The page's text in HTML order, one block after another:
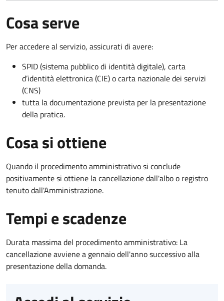
Cosa serve
Per accedere al servizio, assicurati di avere:
SPID (sistema pubblico di identità digitale), carta
d’identità elettronica (CIE) o carta nazionale dei servizi
(CNS)
tutta la documentazione prevista per la presentazione
della pratica.
Cosa si ottiene
Quando il procedimento amministrativo si conclude
positivamente si ottiene la cancellazione dall'albo o registro
tenuto dall'Amministrazione.
Tempi e scadenze
Durata massima del procedimento amministrativo: La
cancellazione avviene a gennaio dell'anno successivo alla
presentazione della domanda.